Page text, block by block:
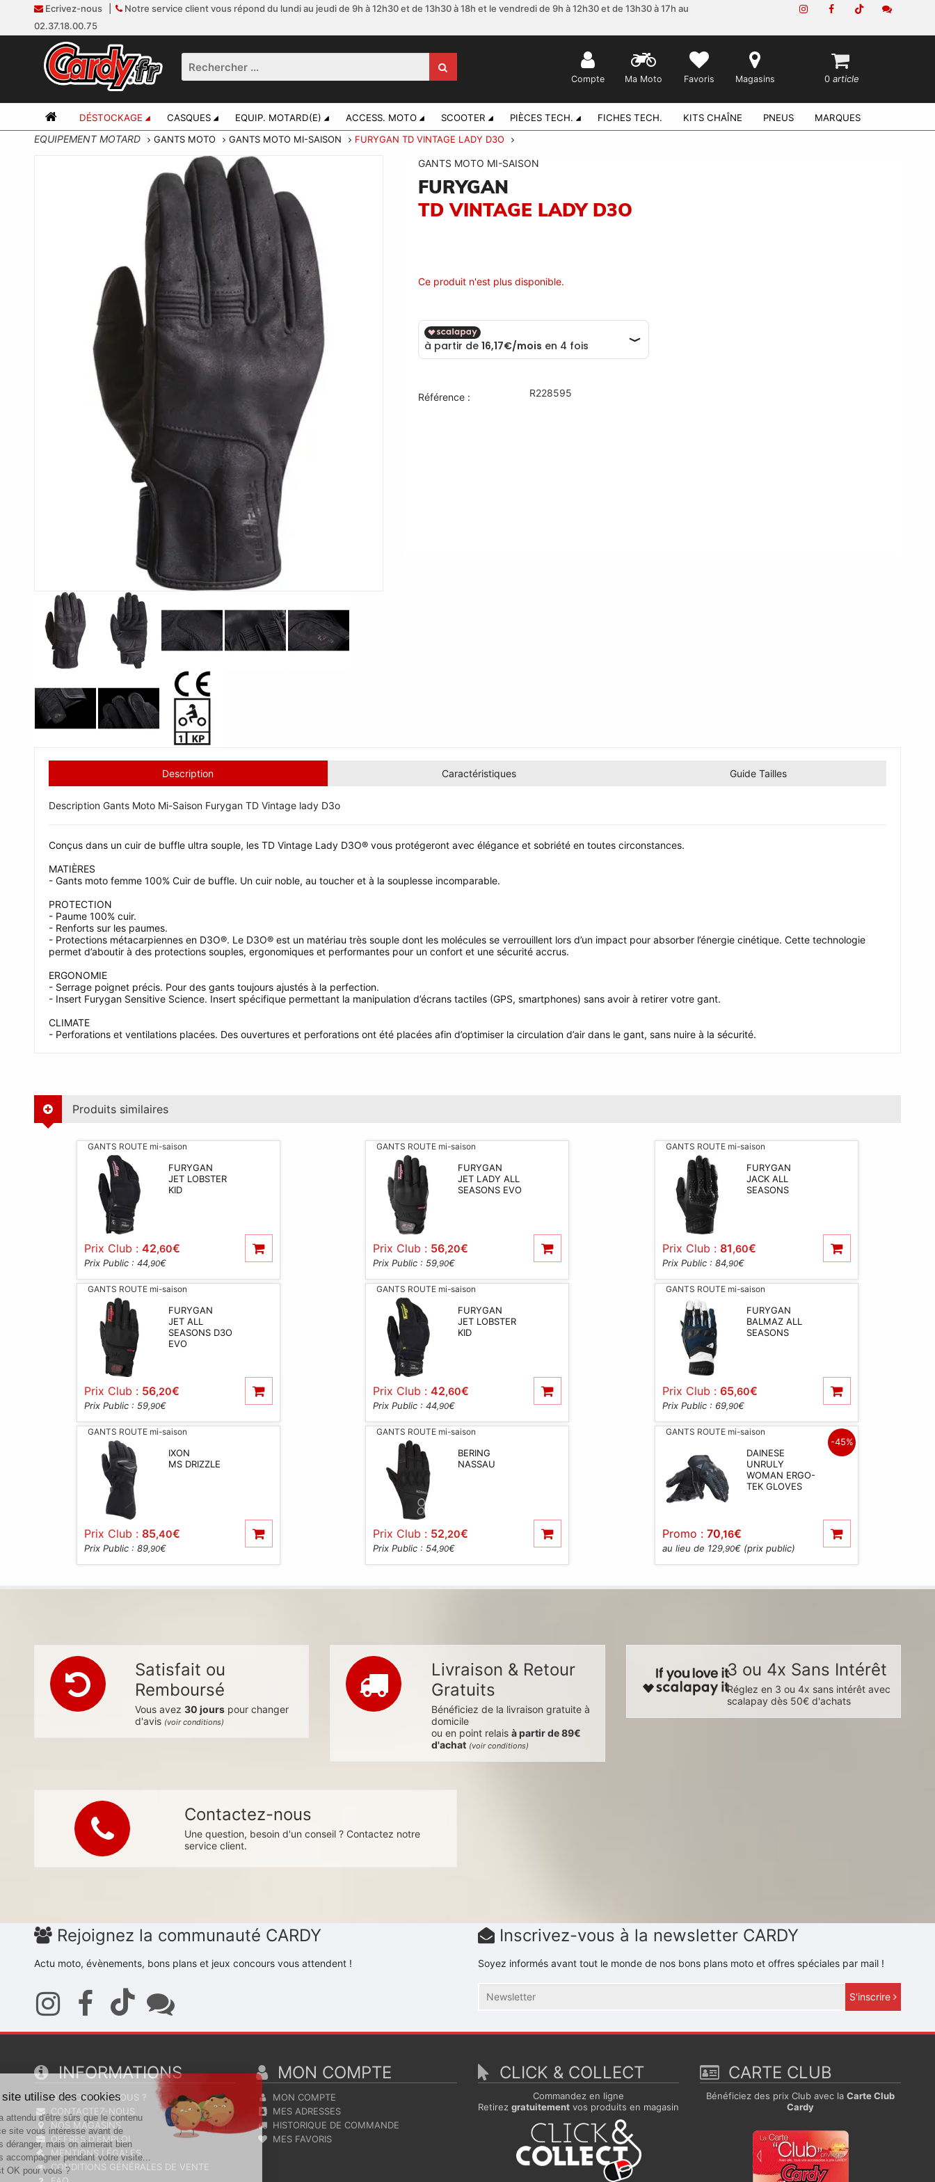
Ecrivez-nous
Notre service client vous répond du lundi au jeudi de 9h à 12h30 et de 13h30 à 18h et le vendredi de 9h à 12h30 et de 13h30 à 17h au
02.37.18.00.75
0 article
Magasins
Favoris
Ma Moto
Compte
DÉSTOCKAGE CASQUES EQUIP. MOTARD(E) ACCESS. MOTO SCOOTER PIÈCES TECH. FICHES TECH. KITS CHAÎNE PNEUS MARQUES
EQUIPEMENT MOTARD GANTS MOTO GANTS MOTO MI-SAISON FURYGAN TD VINTAGE LADY D3O
GANTS MOTO MI-SAISON
FURYGAN
TD VINTAGE LADY D3O
Ce produit n'est plus disponible.
Référence : R228595
Description Caractéristiques Guide Tailles
Description Gants Moto Mi-Saison Furygan TD Vintage lady D3o
Conçus dans un cuir de buffle ultra souple, les TD Vintage Lady D3O® vous protégeront avec élégance et sobriété en toutes circonstances.
MATIÈRES
- Gants moto femme 100% Cuir de buffle. Un cuir noble, au toucher et à la souplesse incomparable.
PROTECTION
- Paume 100% cuir.
- Renforts sur les paumes.
- Protections métacarpiennes en D3O®. Le D3O® est un matériau très souple dont les molécules se verrouillent lors d’un impact pour absorber l’énergie cinétique. Cette technologie
permet d’aboutir à des protections souples, ergonomiques et performantes pour un confort et une sécurité accrus.
ERGONOMIE
- Serrage poignet précis. Pour des gants toujours ajustés à la perfection.
- Insert Furygan Sensitive Science. Insert spécifique permettant la manipulation d’écrans tactiles (GPS, smartphones) sans avoir à retirer votre gant.
CLIMATE
- Perforations et ventilations placées. Des ouvertures et perforations ont été placées afin d’optimiser la circulation d’air dans le gant, sans nuire à la sécurité.
Produits similaires
GANTS ROUTE mi-saison
FURYGAN
JET LOBSTER
KID
Prix Club : 42,60€
Prix Public : 44,90€
GANTS ROUTE mi-saison
FURYGAN
JET LADY ALL
SEASONS EVO
Prix Club : 56,20€
Prix Public : 59,90€
GANTS ROUTE mi-saison
FURYGAN
JACK ALL
SEASONS
Prix Club : 81,60€
Prix Public : 84,90€
GANTS ROUTE mi-saison
FURYGAN
JET ALL
SEASONS D3O
EVO
Prix Club : 56,20€
Prix Public : 59,90€
GANTS ROUTE mi-saison
FURYGAN
JET LOBSTER
KID
Prix Club :42,60€
Prix Public : 44,90€
GANTS ROUTE mi-saison
FURYGAN
BALMAZ ALL
SEASONS
Prix Club :65,60€
Prix Public : 69,90€
GANTS ROUTE mi-saison
IXON
MS DRIZZLE
Prix Club : 85,40€
Prix Public : 89,90€
GANTS ROUTE mi-saison
BERING
NASSAU
Prix Club : 52,20€
Prix Public : 54,90€
GANTS ROUTE mi-saison
-45%
DAINESE
UNRULY
WOMAN ERGO-
TEK GLOVES
Promo :70,16€
au lieu de 129,90€ (prix public)
Satisfait ou
Remboursé
Vous avez30 jours pour changer
d'avis (voir conditions)
Livraison & Retour
Gratuits
Bénéficiez de la livraison gratuite à
domicile
ou en point relais à partir de 89€
d'achat (voir conditions)
3 ou 4x Sans Intérêt
Réglez en 3 ou 4x sans intérêt avec
scalapay dès 50€ d'achats
Contactez-nous
Une question, besoin d'un conseil ? Contactez notre
service client.
Rejoignez la communauté CARDY
Actu moto, évènements, bons plans et jeux concours vous attendent !
Inscrivez-vous à la newsletter CARDY
Soyez informés avant tout le monde de nos bons plans moto et offres spéciales par mail !
S'inscrire
INFORMATIONS
QUI SOMMES NOUS ?
CONTACTEZ-NOUS
NOS MAGASINS
OFFRES D'EMPLOI
MENTIONS LÉGALES
CONDITIONS GÉNÉRALES DE VENTE
MON COMPTE
MON COMPTE
MES ADRESSES
HISTORIQUE DE COMMANDE
MES FAVORIS
CLICK & COLLECT
Commandez en ligne
Retirezgratuitement vos produits en magasin
CARTE CLUB
Bénéficiez des prix Club avec laCarte Club
Cardy
Ce site utilise des cookies
On a attendu d'être sûrs que le contenu
de ce site vous intéresse avant de
vous déranger, mais on aimerait bien
vous accompagner pendant votre visite...
C'est OK pour vous ?